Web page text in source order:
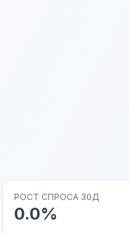
РОСТ СПРОСА 30Д
0.0%